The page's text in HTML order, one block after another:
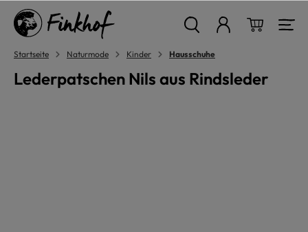
springen
Startseite Naturmode Kinder Hausschuhe
Lederpatschen Nils aus Rindsleder